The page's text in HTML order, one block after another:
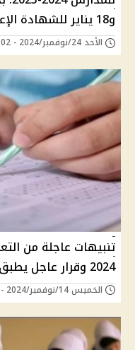
و18 يناير للشهادة الإعدادية
الأحد 24/نوفمبر/2024 - 11:02 م
تنبيهات عاجلة من
2024 وقرار عاجل يطبق على جميع المدارس
الخميس 14/نوفمبر/2024 - 09:19 ص